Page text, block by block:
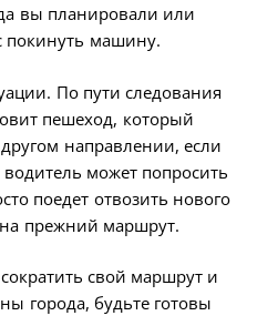
вы планировали или
покинуть машину.
По пути следования
пешеход, который
направлении, если
может попросить
поедет отвозить нового
на прежний маршрут.
свой маршрут и
города, будьте готовы